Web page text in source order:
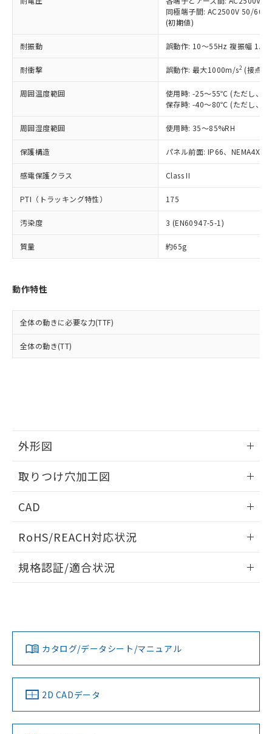
同極端子間: AC2500V 50/
(初期値)
耐振動 誤動作: 10～55Hz 複振幅
耐衝撃 誤動作: 最大1000m/s2 (接点
周囲温度範囲
使用時: -25～55℃ (ただし、氷
保存時: -40～80℃ (ただし、氷
周囲湿度範囲 使用時: 35～85%RH
保護構造 パネル前面: IP66、NEMA4X,
感電保護クラス Class II
PTI（トラッキング特性） 175
汚染度 3 (EN60947-5-1)
質量 約65g
動作特性
全体の動きに必要な力(TTF)
全体の動き(TT)
外形図
取りつけ穴加工図
CAD
ドすることができます。
ログイン/会員登録
ダウンロードデータをご利用いただく前に、以下を必ずお読
みください。
ソフトウェアの使用条件
RoHS/REACH対応状況
EU RoHS 注意事項・凡例
対応済み
中国 RoHS 注意事項・凡例
規格認証/適合状況
LR型式承認
（イギリス
船舶規格）
DNV型式承認
（ノルウェー
BV型式承認
（フランス
KR型式
（韓国
No No No No
カタログ/データシート/マニュアル
2D CADデータ
在庫状況および標準価格照会結果は、
記載している更新日時点での社内デー
タに基づき作成されるものであり、閲
覧された時点での実際の在庫および標
準価格とは異なる場合があることをご
正式な納期状況および標準価格はお客
様のお取引先、またはお客様担当のオ
ムロン制御機器販売店・当社販売員に
オムロン制御機器販売店や当社販売拠
販売ネットワーク
」をご確認
在庫状況および標準価格結果を当社の
事前の承諾なく第三者に漏洩または開
示しないようお願いします。
マイパーツ機能（部品リスト作成サー
ビス）をご利用いただくには、I-Web
メンバーズにご登録されている必要が
引・商談に必要な範囲で利用すること
をご了承ください。
※当社の共同利用者とは、
の共同利用に関して"
の「1.共同利
むを得ず変更することがあります。
六価クロム(Cr(Ⅵ)) 1000ppm以下、ポリ臭化ビフェニル
類(PBB) 1000ppm以下、ポリ臭化ジフェニルエーテル類
(PBDE) 1000ppm以下、フタル酸ビス(2-エチルヘキシ
ル) (DEHP)(別名：DOP) 1000ppm以下、フタル酸ブチ
ルベンジル（BBP） 1000ppm以下、フタル酸ジブチル
（DBP） 1000ppm以下、フタル酸ジイソブチル
適用除外項目は除く。
フタル酸エステル類の４物質については閾値を超える意
図的な使用がないことを確認しています。
部品在庫の切り替え状況などにより、予定
月が前後することがあります。
とができます。
51物質の非含有証明書（当社基準）
欄に対応日を記載しておりました。
既に当社にて対応品への在庫切替を完了
していることから、特段のことがない限
り、2022年1月12日より割愛しておりま
す。
「－」：未確認です。当社販売部門へお問
*中国RoHS10物質の基準値 (GB/T26572)：
Pb(鉛) :1000ppm、 Hg(水銀) : 1000ppm、 Cd(カドミウ
Cr(Ⅵ)(六価クロム) : 1000ppm、 PBBs(ポリ臭化ビフェ
DBP(フタル酸ジブチル) : 1000ppm、 DIBP(フタル酸ジ
イソブチル) : 1000ppm、 BBP(フタル酸ブチルベンジ
DEHP(フタル酸ビス(2-エチルヘキシル)) : 1000ppm
※2 環境保護使用期限
「ｅ」：有害物質（10物質）のすべてが基
準値以下であることを示します。
「10」：通常の使用状況下において有害物
質が外部に漏えいし、環境に深刻な影響を
及ぼさない年数を意味します。
「－」：未確認です。当社販売部門へお問
い合わせください。
為替および外国貿易法に定める商品
（以下｢規制貨物等」という）を輸出
または国外への提供する場合は、日本
国政府の輸出許可(または役務取引許
可)を取得するなどの必要な手続きを
当社は規制貨物を破棄する場合は、完
全に破砕するなど、違法に輸出されな
いよう必要な手段を講じます。
当社は貴社製品を、核兵器、ミサイ
ル、化学兵器、生物兵器またはその他
武器並びにこれらの製造装置等に一切
当社は、貴社製品を第三者に販売する
場合は、上記1、2および3の内容を当
該第三者に通知します。また当社は、
販売先および販売に係わる関係者が違
法に輸出するおそれがある場合は、取
り引きをいたしません。
一定数以上の在庫あり
一定数には満たないが在庫あり
在庫なし(最新の在庫状況につ
いては、お客様のお取引先、ま
たはお客様担当のオムロン制御
機器販売店・当社販売員にご確
受注生産機種、また在庫状況の
情報を公開していない機種